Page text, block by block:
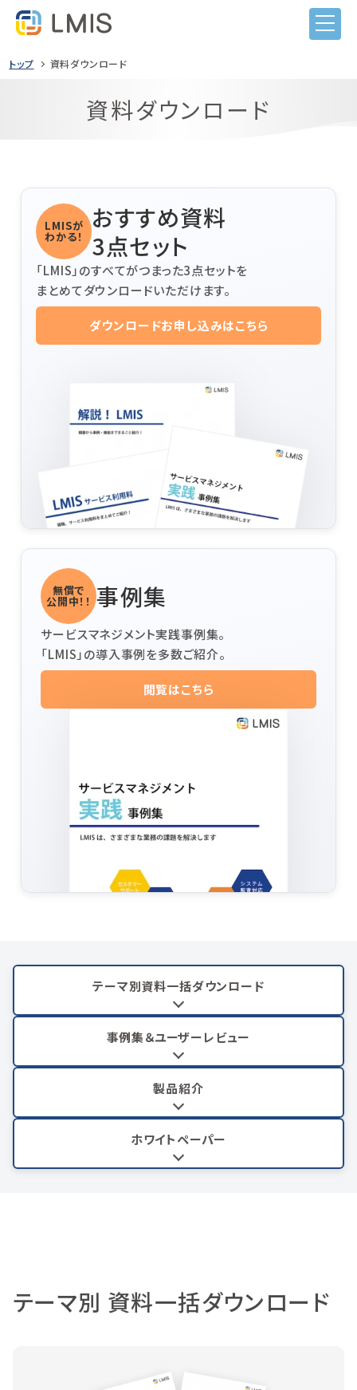
LMISとは
機能
目的から選ぶ
ITIL導入
システム監査対応
システム運用の自動化
導入事例
資料ダウンロード
紹介動画を見る
お問い合わせ
トップ 資料ダウンロード
資料ダウンロード
LMISが
わかる！
おすすめ資料
3点セット
「LMIS」のすべてがつまった3点セットを
まとめてダウンロードいただけます。
ダウンロードお申し込みはこちら
無償で
公開中！！ 事例集
サービスマネジメント実践事例集。
「LMIS」の導入事例を多数ご紹介。
閲覧はこちら
テーマ別資料一括ダウンロード
事例集＆ユーザーレビュー
製品紹介
ホワイトペーパー
テーマ別 資料一括ダウンロード